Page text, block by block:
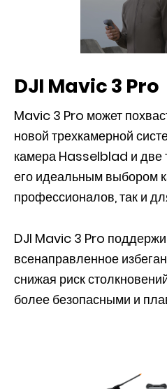
DJI Mavic 3 Pro
Mavic 3 Pro может
новой трехкамерной
камера Hasselblad и две
его идеальным выбором
профессионалов, так и
DJI Mavic 3 Pro
всенаправленное
снижая риск
более безопасными и